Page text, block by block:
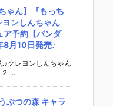
ゃん】『もっち
ヨンしんちゃん
ア予約【バンダ
月10日発売♪
♪クレヨンしんちゃん
...
ぶつの森 キャラ